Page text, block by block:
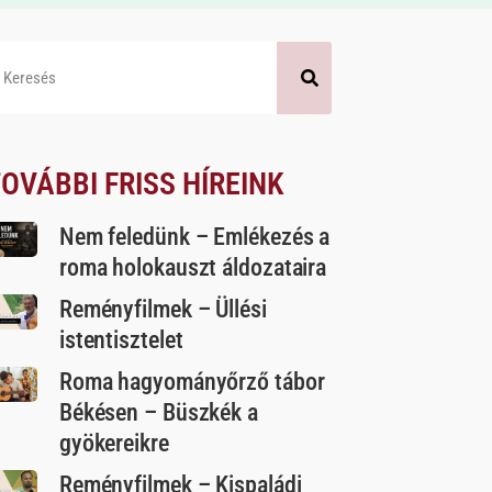
FRISS HÍREINK
Nem feledünk – Emlékezés a
roma holokauszt áldozataira
Reményfilmek – Üllési
istentisztelet
Roma hagyományőrző tábor
Békésen – Büszkék a
gyökereikre
Reményfilmek – Kispaládi